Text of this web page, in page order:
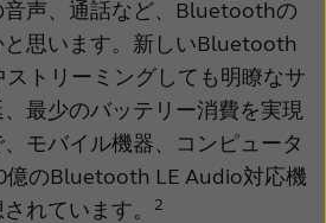
音声、通話など、Bluetoothの
思います。新しいBluetooth
トリーミングしても明瞭なサ
最少のバッテリー消費を実現
モバイル機器、コンピュータ
億のBluetooth LE Audio対応機
れています。
2